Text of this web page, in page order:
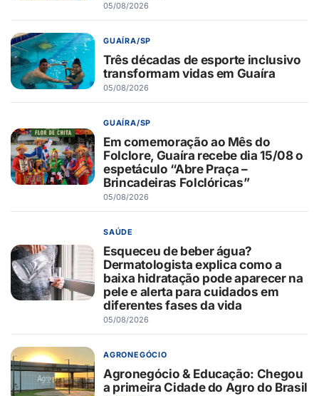
05/08/2026
GUAÍRA/SP
Três décadas de esporte inclusivo
transformam vidas em Guaíra
05/08/2026
GUAÍRA/SP
Em comemoração ao Mês do
Folclore, Guaíra recebe dia 15/08 o
espetáculo “Abre Praça –
Brincadeiras Folclóricas”
05/08/2026
SAÚDE
Esqueceu de beber água?
Dermatologista explica como a
baixa hidratação pode aparecer na
pele e alerta para cuidados em
diferentes fases da vida
05/08/2026
AGRONEGÓCIO
Agronegócio & Educação: Chegou
a primeira Cidade do Agro do Brasil